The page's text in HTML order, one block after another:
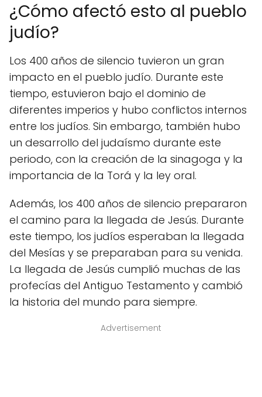
¿Cómo afectó esto al pueblo
judío?
Los 400 años de silencio tuvieron un gran
impacto en el pueblo judío. Durante este
tiempo, estuvieron bajo el dominio de
diferentes imperios y hubo conflictos internos
entre los judíos. Sin embargo, también hubo
un desarrollo del judaísmo durante este
periodo, con la creación de la sinagoga y la
importancia de la Torá y la ley oral.
Además, los 400 años de silencio prepararon
el camino para la llegada de Jesús. Durante
este tiempo, los judíos esperaban la llegada
del Mesías y se preparaban para su venida.
La llegada de Jesús cumplió muchas de las
profecías del Antiguo Testamento y cambió
la historia del mundo para siempre.
Advertisement